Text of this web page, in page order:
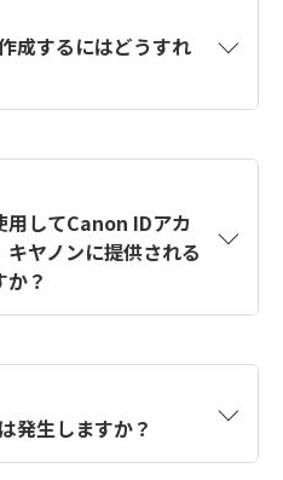
成するにはどうすれ
【カメラ】Canon IDとは
作成方法は？をご確認く
用してCanon IDアカ
ヤノンに提供される
？
得します。アカウントを
に、この情報を使用して
ムを入力します。
発生しますか？